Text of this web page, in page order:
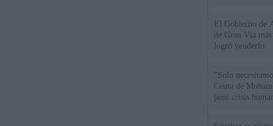
El Gobierno de
de Gran Vía
logró venderlo
"Solo
Ceuta de
peor crisis